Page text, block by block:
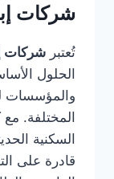
شركات
تُعتبر شركات
الحلول
والمؤسسات
المختلفة.
السكنية
قادرة على